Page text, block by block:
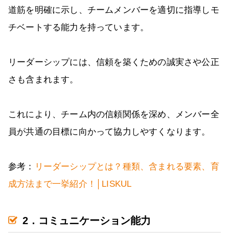
道筋を明確に示し、チームメンバーを適切に指導しモ
チベートする能力を持っています。
リーダーシップには、信頼を築くための誠実さや公正
さも含まれます。
これにより、チーム内の信頼関係を深め、メンバー全
員が共通の目標に向かって協力しやすくなります。
参考：
リーダーシップとは？種類、含まれる要素、育
成方法まで一挙紹介！│LISKUL
2．コミュニケーション能力